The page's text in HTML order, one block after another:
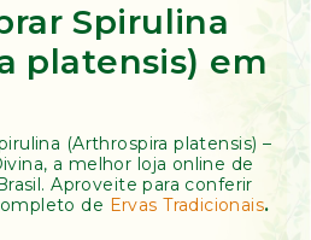
Spirulina
platensis) em
(Arthrospira platensis) –
a melhor loja online de
Aproveite para conferir
de Ervas Tradicionais.